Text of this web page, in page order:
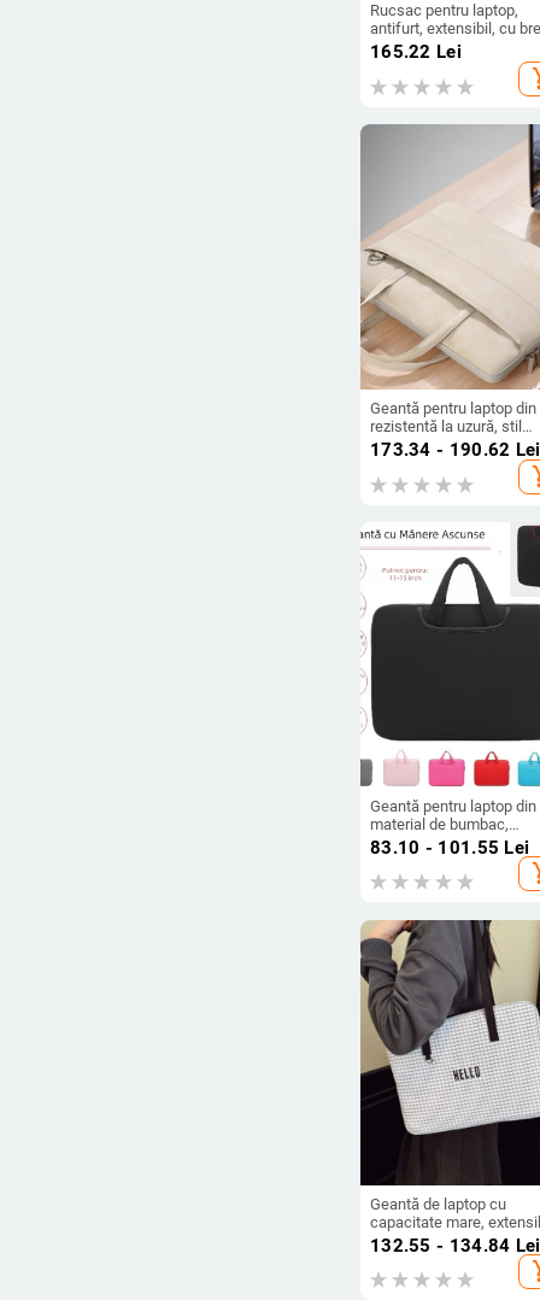
Rucsac pentru laptop,
antifurt, extensibil, cu
duble, model carouri, din
165.22 Lei
Geantă pentru laptop din
rezistentă la uzură, stil
portofoliu, căptușeală
173.34 - 190.62 Lei
Geantă pentru laptop din
material de bumbac,
închidere cu fermoar,
căptușit cu
pentru laptop și alte
83.10 - 101.55 Lei
Geantă de laptop cu
capacitate mare,
din bumbac, model în
carouri, căptușeală din
poliester, stil stradal
132.55 - 134.84 Lei